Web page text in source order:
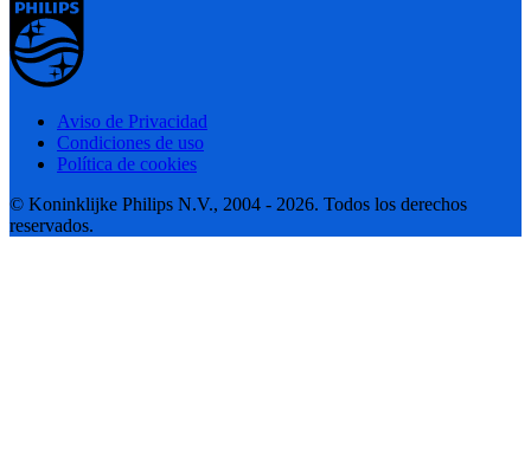
Aviso de Privacidad
Condiciones de uso
Política de cookies
© Koninklijke Philips N.V., 2004 - 2026. Todos los derechos
reservados.